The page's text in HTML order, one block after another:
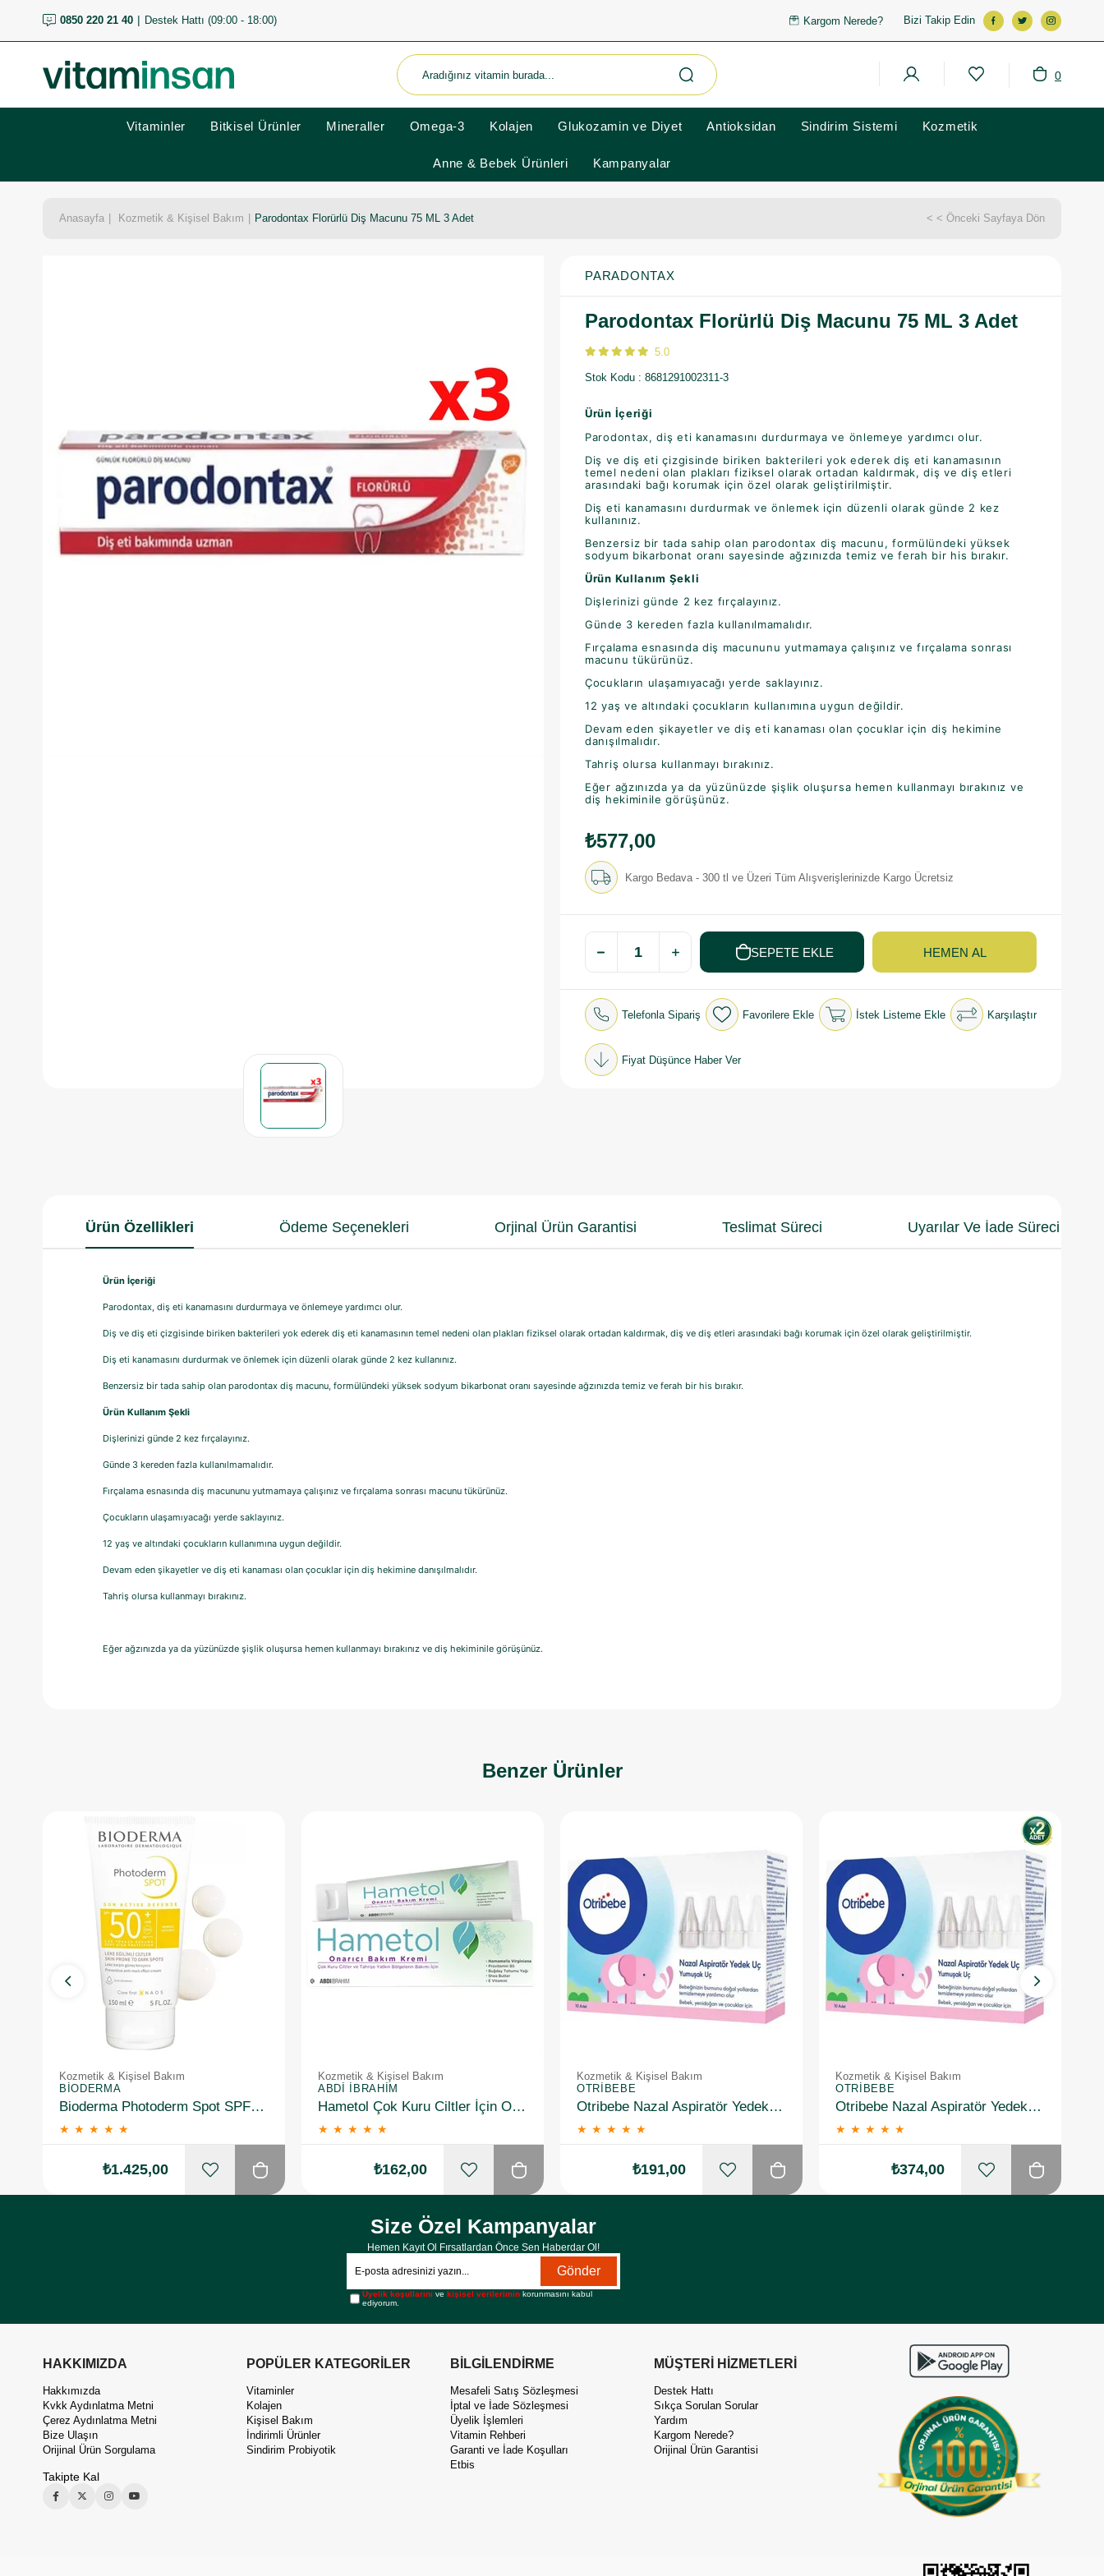
0850 220 21 40 Destek Hattı (09:00 - 18:00) Kargom Nerede? Bizi Takip Edin
0
Vitaminler Bitkisel Ürünler Mineraller Omega-3 Kolajen Glukozamin ve Diyet Antioksidan Sindirim Sistemi Kozmetik
Anne & Bebek Ürünleri Kampanyalar
Anasayfa Kozmetik & Kişisel Bakım Parodontax Florürlü Diş Macunu 75 ML 3 Adet < < Önceki Sayfaya Dön
PARADONTAX
Parodontax Florürlü Diş Macunu 75 ML 3 Adet
5.0
Stok Kodu 8681291002311-3
Ürün İçeriği
Parodontax, diş eti kanamasını durdurmaya ve önlemeye yardımcı olur.
Diş ve diş eti çizgisinde biriken bakterileri yok ederek diş eti kanamasının
temel nedeni olan plakları fiziksel olarak ortadan kaldırmak, diş ve diş etleri
arasındaki bağı korumak için özel olarak geliştirilmiştir.
Diş eti kanamasını durdurmak ve önlemek için düzenli olarak günde 2 kez
kullanınız.
Benzersiz bir tada sahip olan parodontax diş macunu, formülündeki yüksek
sodyum bikarbonat oranı sayesinde ağzınızda temiz ve ferah bir his bırakır.
Ürün Kullanım Şekli
Dişlerinizi günde 2 kez fırçalayınız.
Günde 3 kereden fazla kullanılmamalıdır.
Fırçalama esnasında diş macununu yutmamaya çalışınız ve fırçalama sonrası
macunu tükürünüz.
Çocukların ulaşamıyacağı yerde saklayınız.
12 yaş ve altındaki çocukların kullanımına uygun değildir.
Devam eden şikayetler ve diş eti kanaması olan çocuklar için diş hekimine
danışılmalıdır.
Tahriş olursa kullanmayı bırakınız.
Eğer ağzınızda ya da yüzünüzde şişlik oluşursa hemen kullanmayı bırakınız ve
diş hekiminile görüşünüz.
₺577,00
Kargo Bedava - 300 tl ve Üzeri Tüm Alışverişlerinizde Kargo Ücretsiz
Telefonla Sipariş Favorilere Ekle İstek Listeme Ekle Karşılaştır
Fiyat Düşünce Haber Ver
Ürün Özellikleri Ödeme Seçenekleri Orjinal Ürün Garantisi Teslimat Süreci Uyarılar Ve İade Süreci
Ürün İçeriği
Parodontax, diş eti kanamasını durdurmaya ve önlemeye yardımcı olur.
Diş ve diş eti çizgisinde biriken bakterileri yok ederek diş eti kanamasının temel nedeni olan plakları fiziksel olarak ortadan kaldırmak, diş ve diş etleri arasındaki bağı korumak için özel olarak geliştirilmiştir.
Diş eti kanamasını durdurmak ve önlemek için düzenli olarak günde 2 kez kullanınız.
Benzersiz bir tada sahip olan parodontax diş macunu, formülündeki yüksek sodyum bikarbonat oranı sayesinde ağzınızda temiz ve ferah bir his bırakır.
Ürün Kullanım Şekli
Dişlerinizi günde 2 kez fırçalayınız.
Günde 3 kereden fazla kullanılmamalıdır.
Fırçalama esnasında diş macununu yutmamaya çalışınız ve fırçalama sonrası macunu tükürünüz.
Çocukların ulaşamıyacağı yerde saklayınız.
12 yaş ve altındaki çocukların kullanımına uygun değildir.
Devam eden şikayetler ve diş eti kanaması olan çocuklar için diş hekimine danışılmalıdır.
Tahriş olursa kullanmayı bırakınız.
Eğer ağzınızda ya da yüzünüzde şişlik oluşursa hemen kullanmayı bırakınız ve diş hekiminile görüşünüz.
Benzer Ürünler
Kozmetik & Kişisel Bakım
BIODERMA
Bioderma Photoderm Spot SPF50+ 150 ml
★ ★ ★ ★ ★
₺1.425,00
Kozmetik & Kişisel Bakım
ABDI İBRAHIM
Hametol Çok Kuru Ciltler İçin Onarıcı Bakım Kremi 30 g
★ ★ ★ ★ ★
₺162,00
Kozmetik & Kişisel Bakım
OTRIBEBE
Otribebe Nazal Aspiratör Yedek Uç 10 Adet
★ ★ ★ ★ ★
₺191,00
Kozmetik & Kişisel Bakım
OTRIBEBE
Otribebe Nazal Aspiratör Yedek Uç 10 Adet 2 Adet
★ ★ ★ ★ ★
₺374,00
Size Özel Kampanyalar
Hemen Kayıt Ol Fırsatlardan Önce Sen Haberdar Ol!
Gönder
Üyelik koşullarını vekişisel verilerimin korunmasını kabul
ediyorum.
HAKKIMIZDA
Hakkımızda
Kvkk Aydınlatma Metni
Çerez Aydınlatma Metni
Bize Ulaşın
Orijinal Ürün Sorgulama
Takipte Kal
POPÜLER KATEGORİLER
Vitaminler
Kolajen
Kişisel Bakım
İndirimli Ürünler
Sindirim Probiyotik
BİLGİLENDİRME
Mesafeli Satış Sözleşmesi
İptal ve İade Sözleşmesi
Üyelik İşlemleri
Vitamin Rehberi
Garanti ve İade Koşulları
Etbis
MÜŞTERİ HİZMETLERİ
Destek Hattı
Sıkça Sorulan Sorular
Yardım
Kargom Nerede?
Orijinal Ürün Garantisi